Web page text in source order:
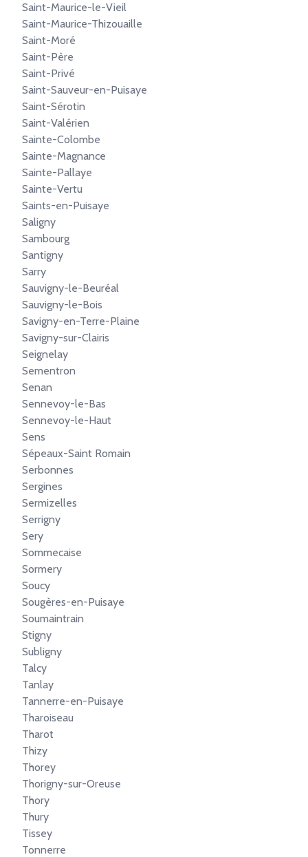
Saint-Maurice-le-Vieil
Saint-Maurice-Thizouaille
Saint-Moré
Saint-Père
Saint-Privé
Saint-Sauveur-en-Puisaye
Saint-Sérotin
Saint-Valérien
Sainte-Colombe
Sainte-Magnance
Sainte-Pallaye
Sainte-Vertu
Saints-en-Puisaye
Saligny
Sambourg
Santigny
Sarry
Sauvigny-le-Beuréal
Sauvigny-le-Bois
Savigny-en-Terre-Plaine
Savigny-sur-Clairis
Seignelay
Sementron
Senan
Sennevoy-le-Bas
Sennevoy-le-Haut
Sens
Sépeaux-Saint Romain
Serbonnes
Sergines
Sermizelles
Serrigny
Sery
Sommecaise
Sormery
Soucy
Sougères-en-Puisaye
Soumaintrain
Stigny
Subligny
Talcy
Tanlay
Tannerre-en-Puisaye
Tharoiseau
Tharot
Thizy
Thorey
Thorigny-sur-Oreuse
Thory
Thury
Tissey
Tonnerre